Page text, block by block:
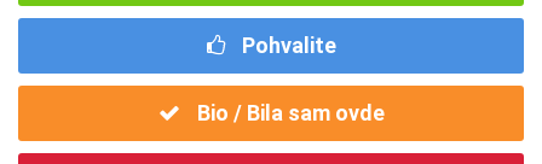
Pohvalite
Bio / Bila sam ovde